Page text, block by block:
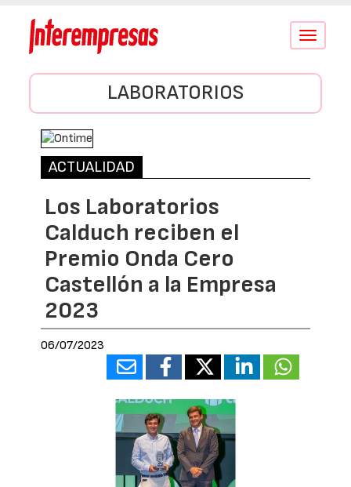
Conmutar
LABORATORIOS
ACTUALIDAD
Los Laboratorios
Calduch reciben el
Premio Onda Cero
Castellón a la Empresa
2023
06/07/2023